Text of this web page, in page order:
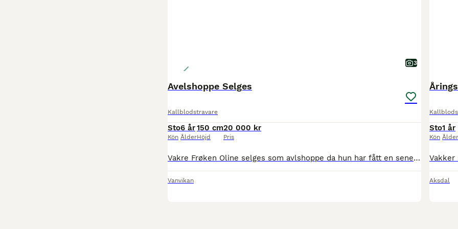
3
Avelshoppe Selges
Kallblodstravare
Sto
Kön
6 år
Ålder
150 cm
Höjd
20 000 kr
Pris
Vakre Frøken Oline selges som avlshoppe da hun har fått en seneskjedebetennelse.
Vanvikan
Sto
Kön
1 år
Ålder
Aksdal